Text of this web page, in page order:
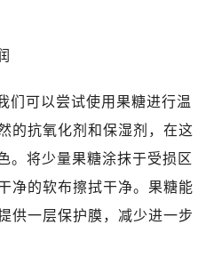
们可以尝试使用果糖进行温
的抗氧化剂和保湿剂，在这
。将少量果糖涂抹于受损区
净的软布擦拭干净。果糖能
供一层保护膜，减少进一步